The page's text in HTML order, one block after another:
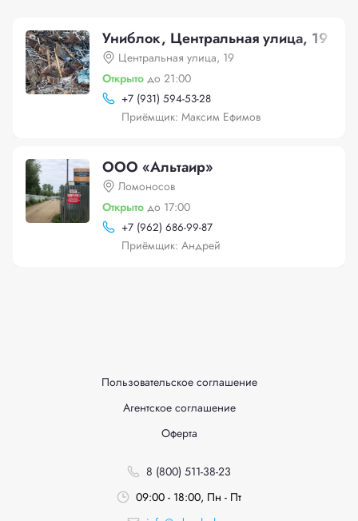
Униблок, Центральная улица, 19
Центральная улица, 19
Открыто до 21:00
+7 (931) 594-53-28
Приёмщик: Максим Ефимов
ООО «Альтаир»
Ломоносов
Открыто до 17:00
+7 (962) 686-99-87
Приёмщик: Андрей
Пользовательское соглашение
Агентское соглашение
Оферта
8 (800) 511-38-23
09:00 - 18:00, Пн - Пт